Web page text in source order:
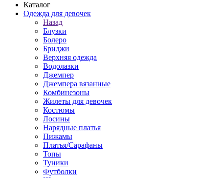
Каталог
Одежда для девочек
Назад
Блузки
Болеро
Бриджи
Верхняя одежда
Водолазки
Джемпер
Джемпера вязанные
Комбинезоны
Жилеты для девочек
Костюмы
Лосины
Нарядные платья
Пижамы
Платья/Сарафаны
Топы
Туники
Футболки